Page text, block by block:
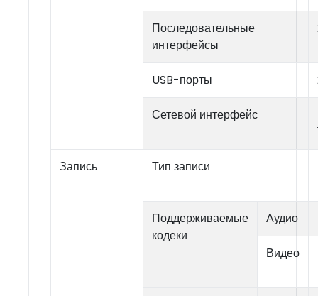
Последовательные
интерфейсы
USB-порты
Сетевой интерфейс
Запись Тип записи
Поддерживаемые
кодеки
Аудио
Видео